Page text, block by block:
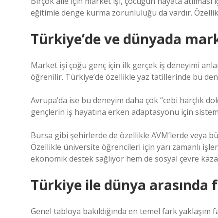
eğitimle denge kurma zorunluluğu da vardır.
Türkiye’de ve dünyada
Market işi çoğu genç için ilk gerçek iş deneyimi
öğrenilir. Türkiye’de özellikle yaz tatillerinde bu
Avrupa’da ise bu deneyim daha çok “cebi harçlık
gençlerin iş hayatına erken adaptasyonu için
Bursa gibi şehirlerde de özellikle AVM’lerde veya
Özellikle üniversite öğrencileri için yarı zamanlı
ekonomik destek sağlıyor hem de sosyal çevre
Türkiye ile dünya arasında
Genel tabloya bakıldığında en temel fark yaklaşım